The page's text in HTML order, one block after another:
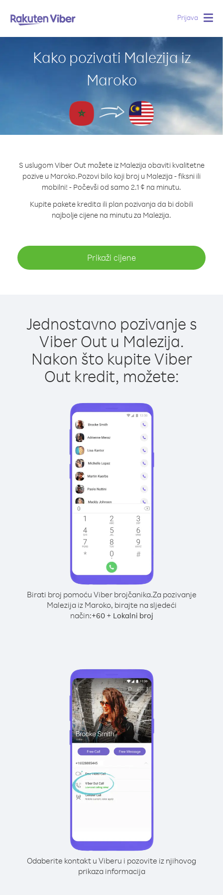
Prijava
Kako pozivati Malezija iz
Maroko
S uslugom Viber Out možete iz Malezija obaviti kvalitetne
pozive u Maroko.Pozovi bilo koji broj u Malezija - fiksni ili
mobilni! - Počevši od samo 2.1 ¢ na minutu.
Kupite pakete kredita ili plan pozivanja da bi dobili
najbolje cijene na minutu za Malezija.
Prikaži cijene
Jednostavno pozivanje s
Viber Out u Malezija.
Nakon što kupite Viber
Out kredit, možete:
Birati broj pomoću Viber brojčanika.Za pozivanje
Malezija iz Maroko, birajte na sljedeći
način:+60+ Lokalni broj
Odaberite kontakt u Viberu i pozovite iz njihovog
prikaza informacija